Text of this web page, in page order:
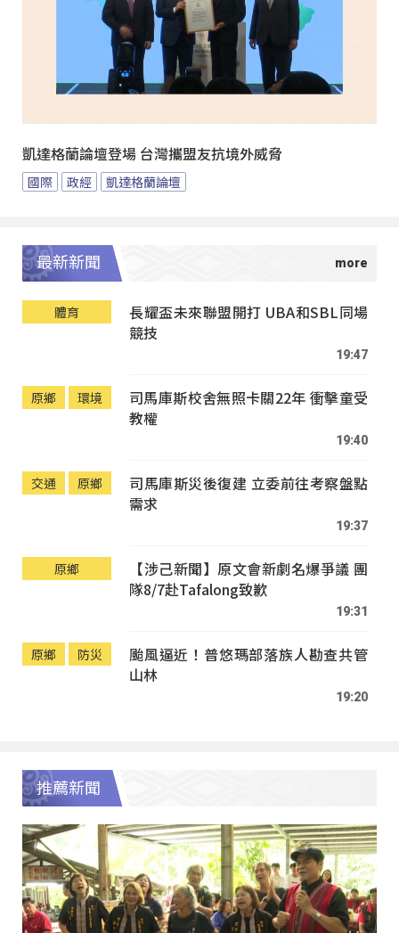
凱達格蘭論壇登場 台灣攜盟友抗境外威脅
國際 政經 凱達格蘭論壇
最新新聞
體育
長耀盃未來聯盟開打 UBA和SBL同場
競技
19:47
原鄉 環境
司馬庫斯校舍無照卡關22年 衝擊童受
教權
19:40
交通 原鄉
司馬庫斯災後復建 立委前往考察盤點
需求
19:37
原鄉
【涉己新聞】原文會新劇名爆爭議 團
隊8/7赴Tafalong致歉
19:31
原鄉 防災
颱風逼近！普悠瑪部落族人勘查共管
山林
19:20
推薦新聞